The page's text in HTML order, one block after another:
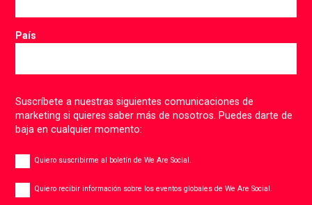
País
Suscríbete a nuestras siguientes comunicaciones de
marketing si quieres saber más de nosotros. Puedes darte de
baja en cualquier momento:
Quiero suscribirme al boletín de We Are Social.
eventsQuiero recibir información sobre los eventos globales de We Are Social.